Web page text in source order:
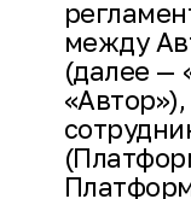
между
(далее —